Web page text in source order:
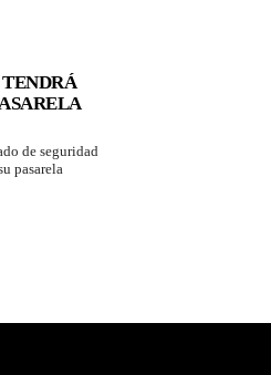
de seguridad
pasarela